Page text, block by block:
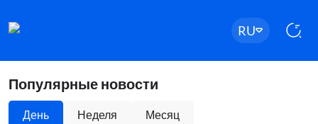
RU
Популярные новости
День Неделя Месяц